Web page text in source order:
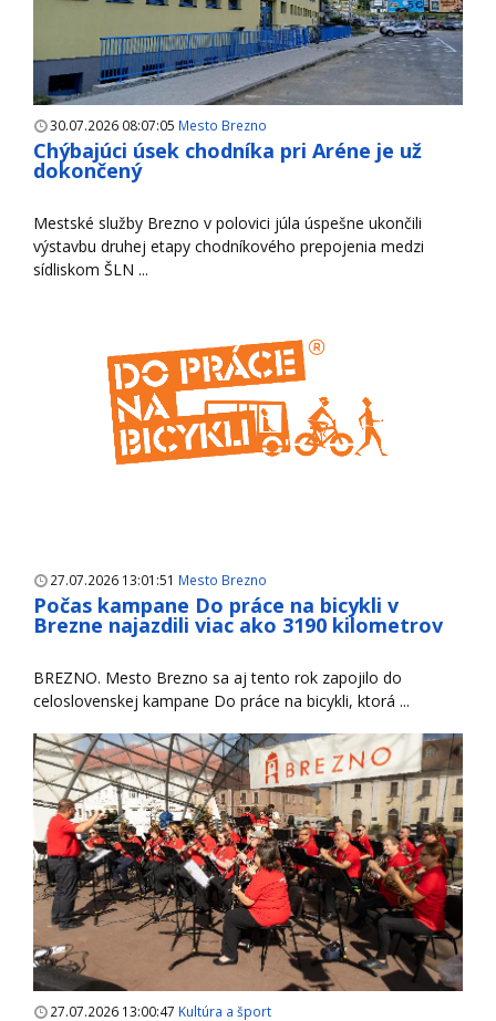
30.07.2026 08:07:05 Mesto Brezno
Chýbajúci úsek chodníka pri Aréne je už
dokončený
Mestské služby Brezno v polovici júla úspešne ukončili
výstavbu druhej etapy chodníkového prepojenia medzi
sídliskom ŠLN ...
27.07.2026 13:01:51 Mesto Brezno
Počas kampane Do práce na bicykli v
Brezne najazdili viac ako 3190 kilometrov
BREZNO. Mesto Brezno sa aj tento rok zapojilo do
celoslovenskej kampane Do práce na bicykli, ktorá ...
27.07.2026 13:00:47 Kultúra a šport